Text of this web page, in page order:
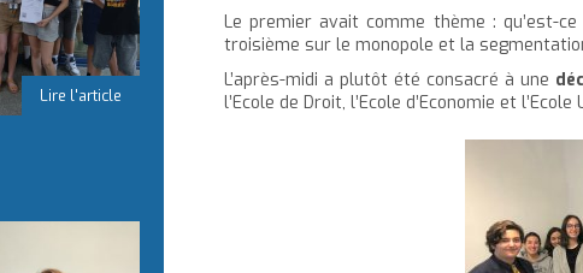
Le premier avait comme thème : qu’est-
troisième sur le monopole et la
L’après-midi a plutôt été consacré à une
l’Ecole de Droit, l’Ecole d’Economie et